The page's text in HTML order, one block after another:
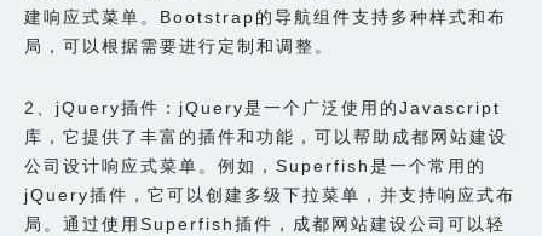
建响应式菜单。Bootstrap的导航组件支持多种样式和布
局，可以根据需要进行定制和调整。
2、jQuery插件：jQuery是一个广泛使用的Javascript
库，它提供了丰富的插件和功能，可以帮助成都网站建设
公司设计响应式菜单。例如，Superfish是一个常用的
jQuery插件，它可以创建多级下拉菜单，并支持响应式布
局。通过使用Superfish插件，成都网站建设公司可以轻